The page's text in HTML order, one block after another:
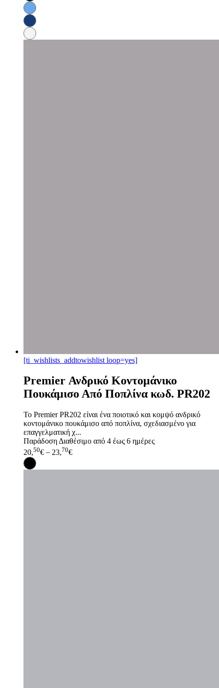
[ti_wishlists_addtowishlist loop=yes]
Premier Ανδρικό Κοντομάνικο
Πουκάμισο Από Ποπλίνα κωδ. PR202
Το Premier PR202 είναι ένα ποιοτικό και κομψό ανδρικό
κοντομάνικο πουκάμισο από ποπλίνα, σχεδιασμένο για
επαγγελματική χ...
Παράδοση Διαθέσιμο από 4 έως 6 ημέρες
20,50€ – 23,70€